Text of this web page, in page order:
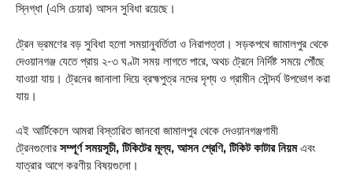
স্নিগ্ধা (এসি চেয়ার) আসন সুবিধা রয়েছে ।
ট্রেন ভ্রমণের বড় সুবিধা হলো সময়ানুবর্তিতা ও নিরাপত্তা। সড়কপথে জামালপুর থেকে
দেওয়ানগঞ্জ যেতে প্রায় ২-৩ ঘণ্টা সময় লাগতে পারে, অথচ ট্রেনে নির্দিষ্ট সময়ে পৌঁছে
যাওয়া যায়। ট্রেনের জানালা দিয়ে ব্রহ্মপুত্র নদের দৃশ্য ও গ্রামীন সৌন্দর্য উপভোগ করা
যায়।
এই আর্টিকেলে আমরা বিস্তারিত জানবো জামালপুর থেকে দেওয়ানগঞ্জগামী
ট্রেনগুলোর সম্পূর্ণ সময়সূচী, টিকিটের মূল্য, আসন শ্রেণি, টিকিট কাটার নিয়মএবং
যাত্রার আগে করণীয় বিষয়গুলো।